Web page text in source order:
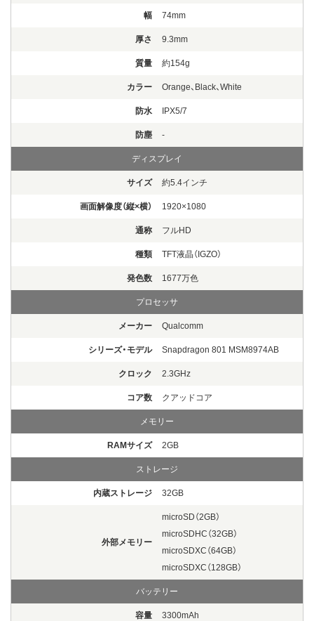
幅 74mm
厚さ 9.3mm
質量 約154g
カラー Orange、Black、White
防水 IPX5/7
防塵 -
ディスプレイ
サイズ 約5.4インチ
画面解像度（縦×横） 1920×1080
通称 フルHD
種類 TFT液晶（IGZO）
発色数 1677万色
プロセッサ
メーカー Qualcomm
シリーズ・モデル Snapdragon 801 MSM8974AB
クロック 2.3GHz
コア数 クアッドコア
メモリー
RAMサイズ 2GB
ストレージ
内蔵ストレージ 32GB
外部メモリー
microSD（2GB）
microSDHC（32GB）
microSDXC（64GB）
microSDXC（128GB）
バッテリー
容量 3300mAh